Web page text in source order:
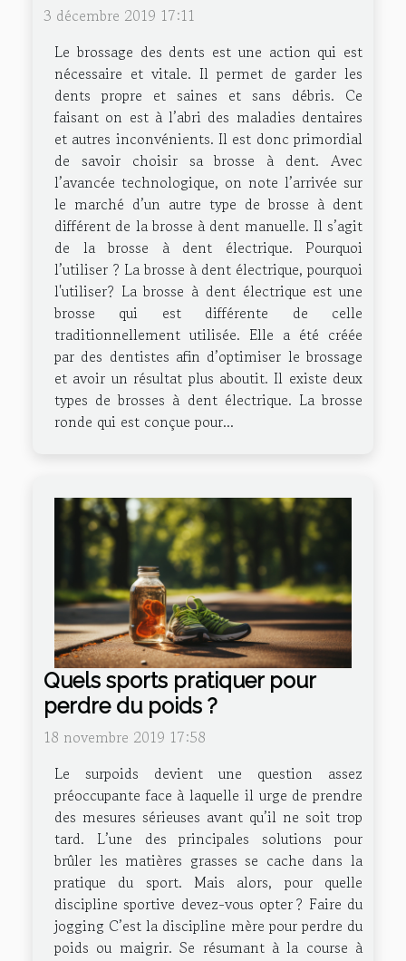
3 décembre 2019 17:11
Le brossage des dents est une action qui est
nécessaire et vitale. Il permet de garder les
dents propre et saines et sans débris. Ce
faisant on est à l’abri des maladies dentaires
et autres inconvénients. Il est donc primordial
de savoir choisir sa brosse à dent. Avec
l’avancée technologique, on note l’arrivée sur
le marché d’un autre type de brosse à dent
différent de la brosse à dent manuelle. Il s’agit
de la brosse à dent électrique. Pourquoi
l’utiliser ? La brosse à dent électrique, pourquoi
l'utiliser? La brosse à dent électrique est une
brosse qui est différente de celle
traditionnellement utilisée. Elle a été créée
par des dentistes afin d’optimiser le brossage
et avoir un résultat plus aboutit. Il existe deux
types de brosses à dent électrique. La brosse
ronde qui est conçue pour...
Quels sports pratiquer pour
perdre du poids ?
18 novembre 2019 17:58
Le surpoids devient une question assez
préoccupante face à laquelle il urge de prendre
des mesures sérieuses avant qu’il ne soit trop
tard. L’une des principales solutions pour
brûler les matières grasses se cache dans la
pratique du sport. Mais alors, pour quelle
discipline sportive devez-vous opter ? Faire du
jogging C’est la discipline mère pour perdre du
poids ou maigrir. Se résumant à la course à